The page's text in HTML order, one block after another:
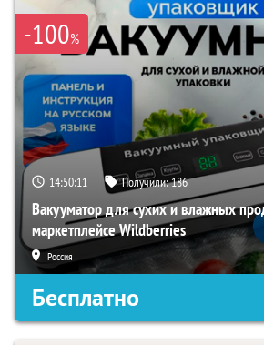
-100%
14:50:10 Получили:186
Вакууматор для сухих и влажных
маркетплейсе Wildberries
Россия
Бесплатно